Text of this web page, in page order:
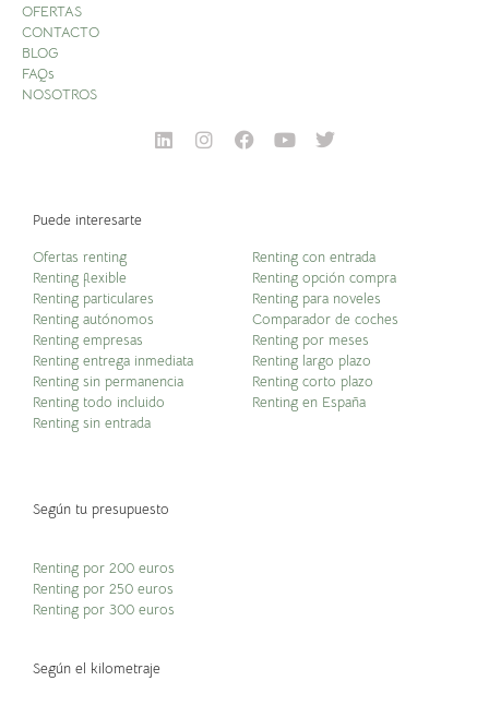
OFERTAS
CONTACTO
BLOG
FAQs
NOSOTROS
Puede interesarte
Ofertas renting
Renting flexible
Renting particulares
Renting autónomos
Renting empresas
Renting entrega inmediata
Renting sin permanencia
Renting todo incluido
Renting sin entrada
Renting con entrada
Renting opción compra
Renting para noveles
Comparador de coches
Renting por meses
Renting largo plazo
Renting corto plazo
Renting en España
Según tu presupuesto
Renting por 200 euros
Renting por 250 euros
Renting por 300 euros
Según el kilometraje